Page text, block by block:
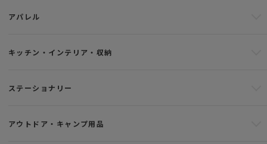
アパレル
キッチン・インテリア・収納
ステーショナリー
アウトドア・キャンプ用品